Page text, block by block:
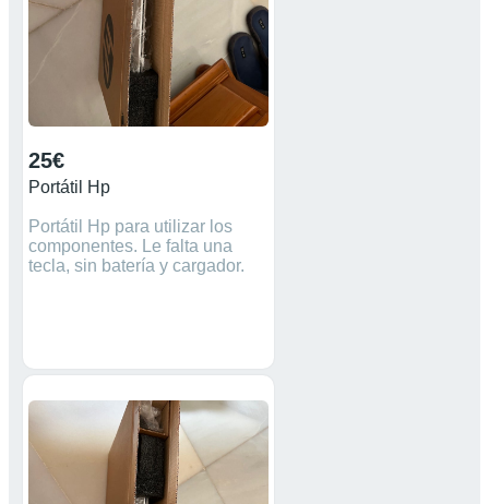
25€
Portátil Hp
Portátil Hp para utilizar los
componentes. Le falta una
tecla, sin batería y cargador.